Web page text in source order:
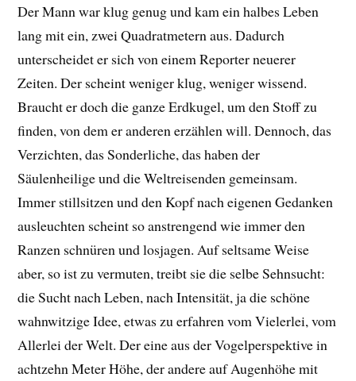
Der Mann war klug genug und kam ein halbes Leben
lang mit ein, zwei Quadratmetern aus. Dadurch
unterscheidet er sich von einem Reporter neuerer
Zeiten. Der scheint weniger klug, weniger wissend.
Braucht er doch die ganze Erdkugel, um den Stoff zu
finden, von dem er anderen erzählen will. Dennoch, das
Verzichten, das Sonderliche, das haben der
Säulenheilige und die Weltreisenden gemeinsam.
Immer stillsitzen und den Kopf nach eigenen Gedanken
ausleuchten scheint so anstrengend wie immer den
Ranzen schnüren und losjagen. Auf seltsame Weise
aber, so ist zu vermuten, treibt sie die selbe Sehnsucht:
die Sucht nach Leben, nach Intensität, ja die schöne
wahnwitzige Idee, etwas zu erfahren vom Vielerlei, vom
Allerlei der Welt. Der eine aus der Vogelperspektive in
achtzehn Meter Höhe, der andere auf Augenhöhe mit